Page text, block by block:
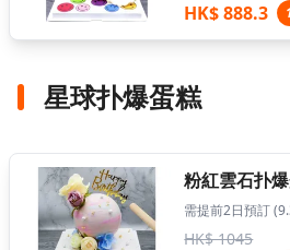
HK$ 888.3
星球扑爆蛋糕
粉紅雲石扑
需提前2日預訂
HK$ 1045